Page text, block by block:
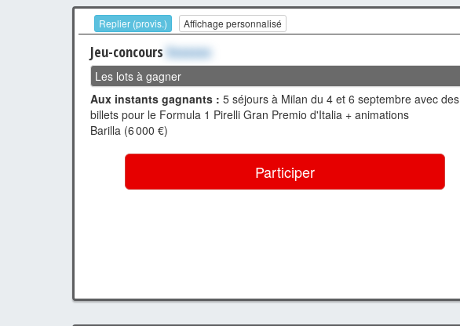
Replier (provis.) Affichage personnalisé
Jeu-concours Xxxxxxx
Les lots à gagner
Aux instants gagnants : 5 séjours à Milan du 4 et 6 septembre avec des
billets pour le Formula 1 Pirelli Gran Premio d'Italia + animations
Barilla (6 000 €)
Participer